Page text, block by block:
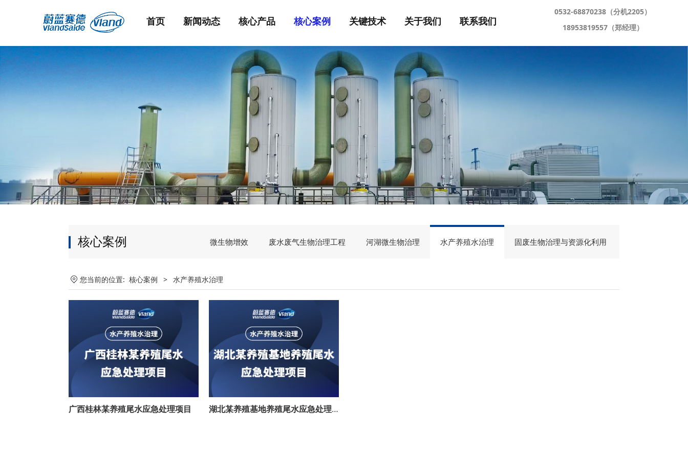
首页 新闻动态 核心产品 核心案例 关键技术 关于我们 联系我们
0532-68870238（分机2205）
18953819557（郑经理）
核心案例 微生物增效 废水废气生物治理工程 河湖微生物治理 水产养殖水治理 固废生物治理与资源化利用
您当前的位置:核心案例 > 水产养殖水治理
广西桂林某养殖尾水应急处理项目 湖北某养殖基地养殖尾水应急处理项目